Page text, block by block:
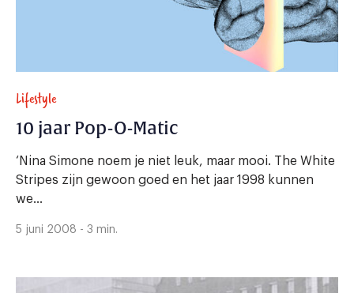
Lifestyle
10 jaar Pop-O-Matic
‘Nina Simone noem je niet leuk, maar mooi. The White
Stripes zijn gewoon goed en het jaar 1998 kunnen
we...
5 juni 2008 - 3 min.